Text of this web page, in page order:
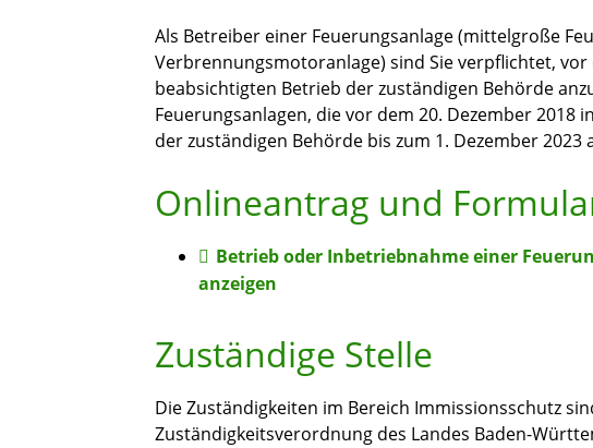
Als Betreiber einer Feuerungsanlage (mittelgroße
Verbrennungsmotoranlage) sind Sie verpflichtet,
beabsichtigten Betrieb der zuständigen Behörde
Feuerungsanlagen, die vor dem 20. Dezember 2018
der zuständigen Behörde bis zum 1. Dezember 2023
Onlineantrag und
Betrieb oder Inbetriebnahme einer
anzeigen
Zuständige Stelle
Die Zuständigkeiten im Bereich Immissionsschutz
Zuständigkeitsverordnung des Landes Baden-